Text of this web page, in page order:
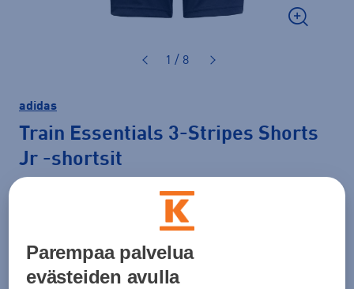
1 / 8
adidas
Train Essentials 3-Stripes Shorts
Jr -shortsit
Parempaa palvelua
evästeiden avulla